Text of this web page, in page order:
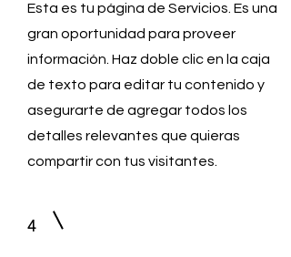
Esta es tu página de Servicios. Es una
gran oportunidad para proveer
información. Haz doble clic en la caja
de texto para editar tu contenido y
asegurarte de agregar todos los
detalles relevantes que quieras
compartir con tus visitantes.
4